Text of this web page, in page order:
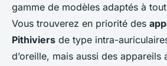
gamme de modèles adaptés à
Vous trouverez en priorité des
Pithiviers de type intra-
d’oreille, mais aussi des appareils